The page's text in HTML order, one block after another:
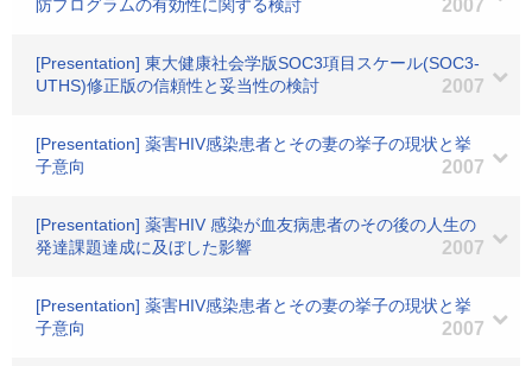
防プログラムの有効性に関する検討
2007
[Presentation] 東大健康社会学版SOC3項目スケール(SOC3-
UTHS)修正版の信頼性と妥当性の検討
2007
[Presentation] 薬害HIV感染患者とその妻の挙子の現状と挙
子意向
2007
[Presentation] 薬害HIV 感染が血友病患者のその後の人生の
発達課題達成に及ぼした影響
2007
[Presentation] 薬害HIV感染患者とその妻の挙子の現状と挙
子意向
2007